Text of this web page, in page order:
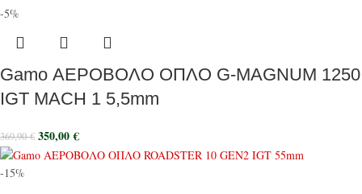
-5%
Gamo ΑΕΡΟΒΟΛΟ ΟΠΛΟ G-MAGNUM 1250
IGT MACH 1 5,5mm
369,90€ 350,00€
-15%